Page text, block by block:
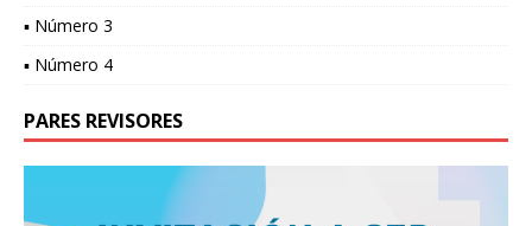
▪ Número 3
▪ Número 4
PARES REVISORES